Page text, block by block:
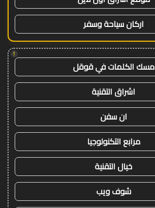
اركان سياحة وسفر
!
مسك الكلمات في قوقل
اشراق التقنية
ان سفن
مرابع التكنولوجيا
خيال التقنية
شوف ويب